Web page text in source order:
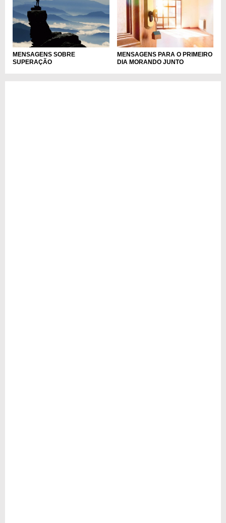
MENSAGENS SOBRE
SUPERAÇÃO
MENSAGENS PARA O PRIMEIRO
DIA MORANDO JUNTO